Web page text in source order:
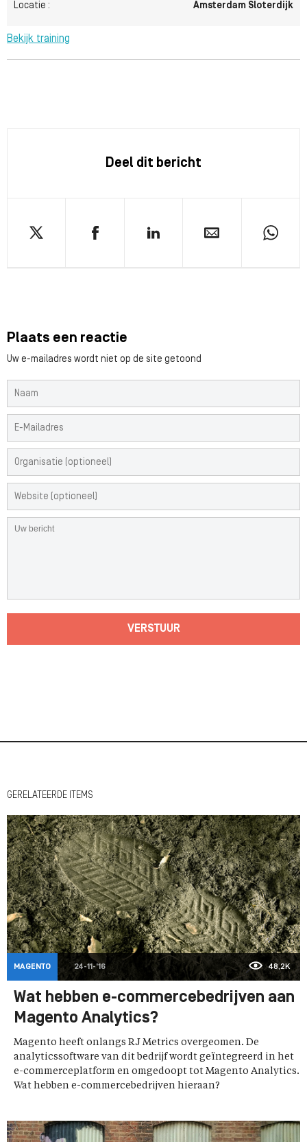
Locatie : Amsterdam Sloterdijk
Bekijk training
Deel dit bericht
Plaats een reactie
Uw e-mailadres wordt niet op de site getoond
VERSTUUR
GERELATEERDE ITEMS
MAGENTO 24-11-'16 48,2K
Wat hebben e-commercebedrijven aan
Magento Analytics?
Magento heeft onlangs RJ Metrics overgeomen. De
analyticssoftware van dit bedrijf wordt geïntegreerd in het
e-commerceplatform en omgedoopt tot Magento Analytics.
Wat hebben e-commercebedrijven hieraan?